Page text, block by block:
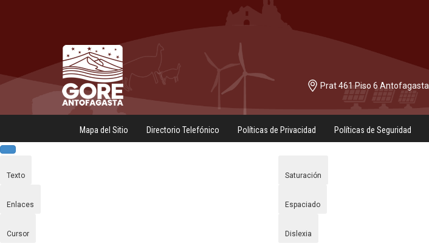
Prat 461 Piso 6 Antofagasta
Mapa del Sitio Directorio Telefónico Políticas de Privacidad Políticas de Seguridad
Texto Saturación
Enlaces Espaciado
Cursor Dislexia